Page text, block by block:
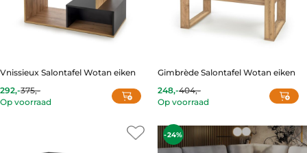
Vnissieux Salontafel Wotan eiken
292,-
Current
price
375,-
Original
price
Op voorraad
Gimbrède Salontafel Wotan eiken
248,-
Current
price
248,-.
404,-
Original
price
404,-.
Op voorraad
-24%